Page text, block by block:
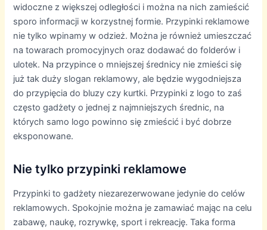
widoczne z większej odległości i można na nich zamieścić
sporo informacji w korzystnej formie. Przypinki reklamowe
nie tylko wpinamy w odzież. Można je również umieszczać
na towarach promocyjnych oraz dodawać do folderów i
ulotek. Na przypince o mniejszej średnicy nie zmieści się
już tak duży slogan reklamowy, ale będzie wygodniejsza
do przypięcia do bluzy czy kurtki. Przypinki z logo to zaś
często gadżety o jednej z najmniejszych średnic, na
których samo logo powinno się zmieścić i być dobrze
eksponowane.
Nie tylko przypinki reklamowe
Przypinki to gadżety niezarezerwowane jedynie do celów
reklamowych. Spokojnie można je zamawiać mając na celu
zabawę, naukę, rozrywkę, sport i rekreację. Taka forma